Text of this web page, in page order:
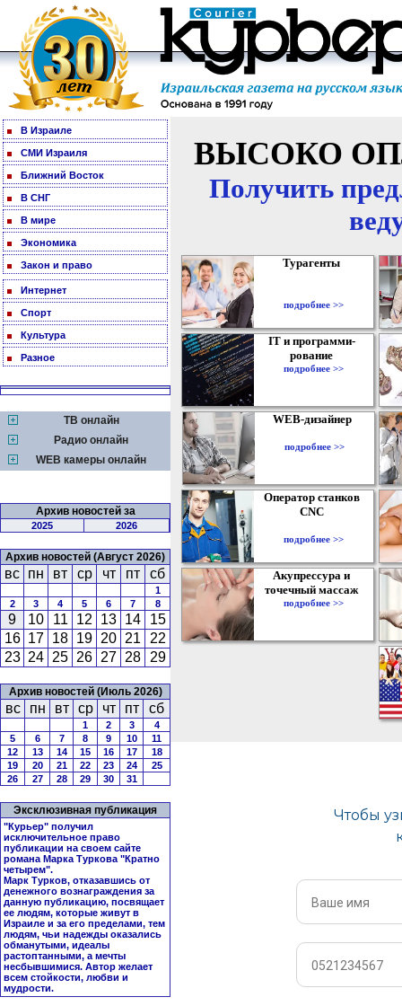
В Израиле
СМИ Израиля
Ближний Восток
В СНГ
В мире
Экономика
Закон и право
Интернет
Спорт
Культура
Разное
ТВ онлайн
Радио онлайн
WEB камеры онлайн
Архив новостей за
2025 2026
Архив новостей (Август 2026)
вс пн вт ср чт пт сб
1
2
3 4 5 6 7 8
9 10 11 12 13 14
15
16 17 18 19 20 21
22
23 24 25 26 27 28 29
Архив новостей (Июль 2026)
вс пн вт ср чт пт сб
1 2 3
4
5
6 7 8 9 10
11
12
13 14 15 16 17
18
19
20 21 22 23 24
25
26
27 28 29 30 31
Эксклюзивная публикация
"Курьер" получил
исключительное право
публикации на своем сайте
романа Марка Туркова "Кратно
четырем".
Марк Турков, отказавшись от
денежного вознаграждения за
данную публикацию, посвящает
ее людям, которые живут в
Израиле и за его пределами, тем
людям, чьи надежды оказались
обманутыми, идеалы
растоптанными, а мечты
несбывшимися. Автор желает
всем стойкости, любви и
мудрости.
ВЫСОКО
Получить
Турагенты
подробнее >>
IT и программи-
рование
подробнее >>
WEB-дизайнер
подробнее >>
Оператор станков
CNC
подробнее >>
Акупрессура и
точечный массаж
подробнее >>